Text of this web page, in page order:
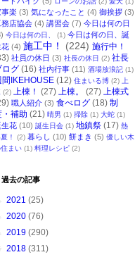
事楽 (3) 気になったこと (4) 御挨拶 (3)
務店協会 (4) 講習会 (7) 今日は何の日
今日は何の日、 (1) 今日は何の日、誕
花 (4) 施工中！ (224) 施行中！
社員の休日 (3) 社長の休日 (2) 社長
ログ (16) 社内行事 (11) 酒場放浪記 (1)
間IKEHOUSE (12) 住まいる博 (2)
上
(2) 上棟！ (27) 上棟。 (27) 上棟式
職人紹介 (3) 食べログ (18) 制
・補助 (21) 晴男 (1) 掃除 (1) 大蛇 (1)
生花 (10) 誕生日会 (1) 地鎮祭 (17) 熱
！
(2) 暮らし (10) 餅まき (5) 優しい木
まい (1) 料理レシピ (2)
去の記事
2021 (25)
2020 (76)
2019 (290)
2018 (311)